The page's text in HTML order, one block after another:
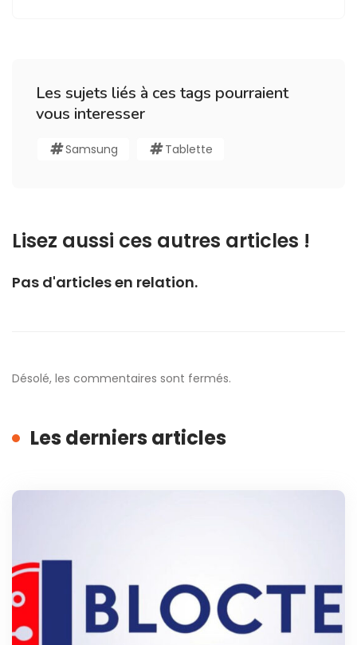
Les sujets liés à ces tags pourraient
vous interesser
Samsung Tablette
Lisez aussi ces autres articles !
Pas d'articles en relation.
Désolé, les commentaires sont fermés.
Les derniers articles